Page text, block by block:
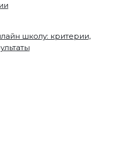
школу: критерии,